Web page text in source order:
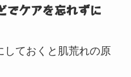
でケアを忘れずに
しておくと肌荒れの原